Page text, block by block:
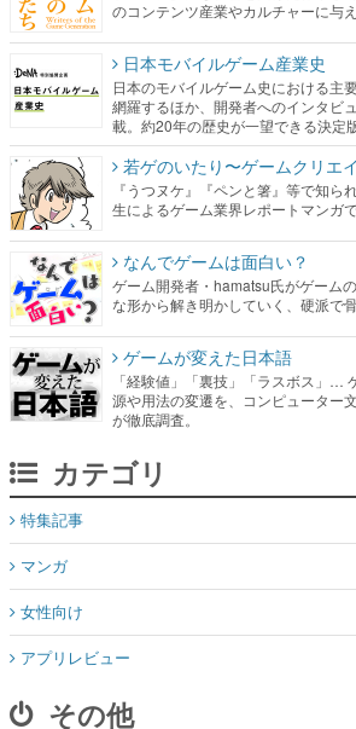
網羅するほか、開発者へのインタビ
若ゲのいたり〜ゲームクリエ
『うつヌケ』『ペンと箸』等で知ら
生によるゲーム業界レポートマンガ
なんでゲームは面白い？
ゲーム開発者・hamatsu氏がゲーム
な形から解き明かしていく、硬派で
ゲームが変えた日本語
「経験値」「裏技」「ラスボス」…
源や用法の変遷を、コンピューター
カテゴリ
マンガ
女性向け
アプリレビュー
その他
電ファミニコゲーマーとは？
媒体資料はこちら